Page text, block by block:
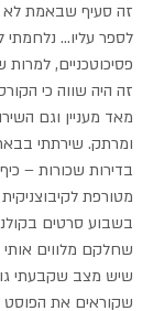
זה סעיף שבאמת לא
לספר עליו...
פסיכוטכניים,
זה היה שווה כי
מאד מעניין וגם
ומרתק. שירתתי
בדירות שכורות –
מטורפת
בשבוע סרטים
שחלקם מלווים אותי
שיש מצב שקבעתי
שקוראים את הפוסט